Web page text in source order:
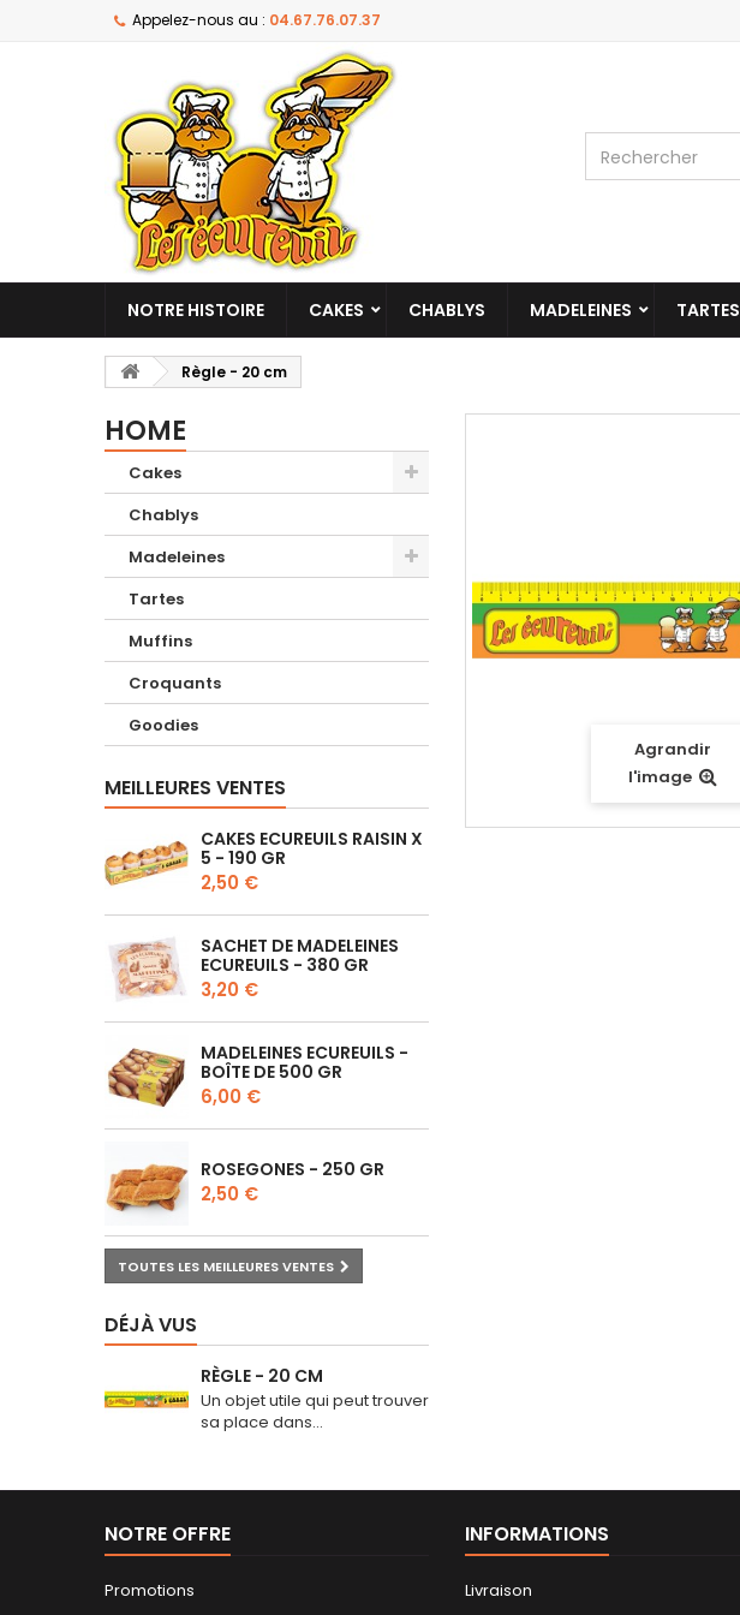
Appelez-nous au : 04.67.76.07.37
NOTRE HISTOIRE CAKES CHABLYS MADELEINES TARTES
Règle - 20 cm
HOME
Cakes
Chablys
Madeleines
Tartes
Muffins
Croquants
Goodies
MEILLEURES VENTES
CAKES ECUREUILS RAISIN X
5 - 190 GR
2,50 €
SACHET DE MADELEINES
ECUREUILS - 380 GR
3,20 €
MADELEINES ECUREUILS -
BOÎTE DE 500 GR
6,00 €
ROSEGONES - 250 GR
2,50 €
TOUTES LES MEILLEURES VENTES
DÉJÀ VUS
RÈGLE - 20 CM
Un objet utile qui peut trouver
sa place dans...
Agrandir
l'image
NOTRE OFFRE
Promotions
INFORMATIONS
Livraison